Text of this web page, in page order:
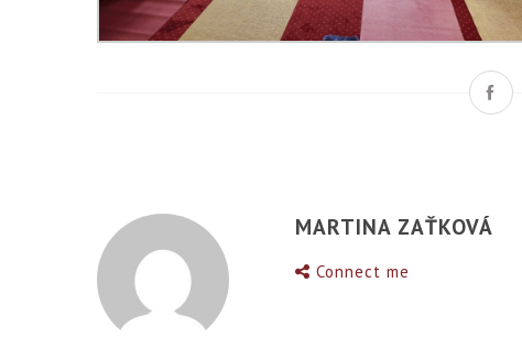
MARTINA ZAŤKOVÁ
Connect me